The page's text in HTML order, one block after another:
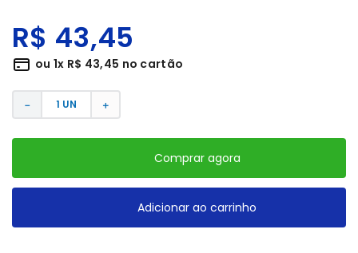
R$ 43,45
ou 1x R$ 43,45 no cartão
＋
－
Comprar agora
Adicionar ao carrinho